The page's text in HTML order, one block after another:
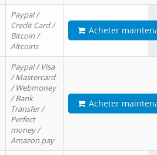
Paypal /
Credit Card /
Bitcoin /
Altcoins
Acheter
Paypal / Visa
/ Mastercard
/ Webmoney
/ Bank
Transfer /
Perfect
money /
Amazon pay
Acheter